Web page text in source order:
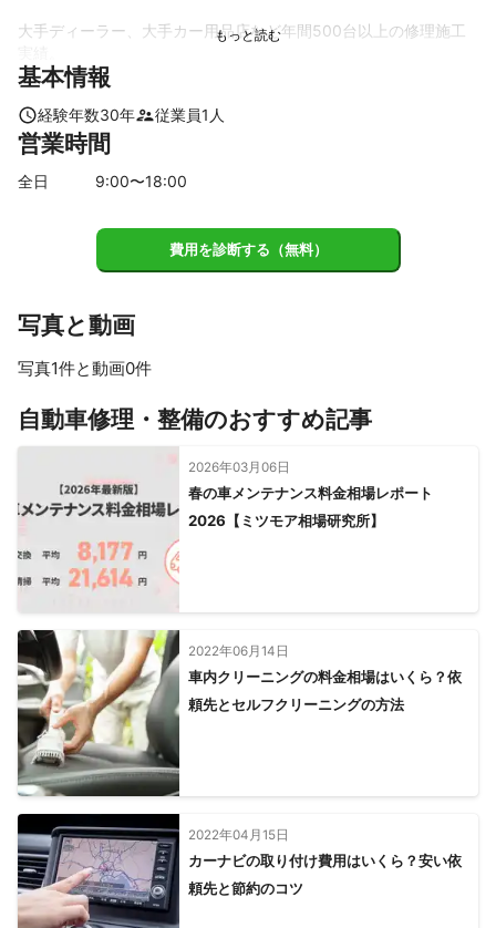
大手ディーラー、大手カー用品店など年間500台以上の修理施工
アピールポイント
業務多忙につき完全予約制になります。
基本情報
経験年数30年 従業員1 人
営業時間
全日 9:00〜18:00
費用を診断する（無料）
写真と動画
写真1件と動画0件
自動車修理・整備のおすすめ記事
2026年03月06日
春の車メンテナンス料金相場レポート
2026【ミツモア相場研究所】
2022年06月14日
車内クリーニングの料金相場はいくら？依
頼先とセルフクリーニングの方法
2022年04月15日
カーナビの取り付け費用はいくら？安い依
頼先と節約のコツ